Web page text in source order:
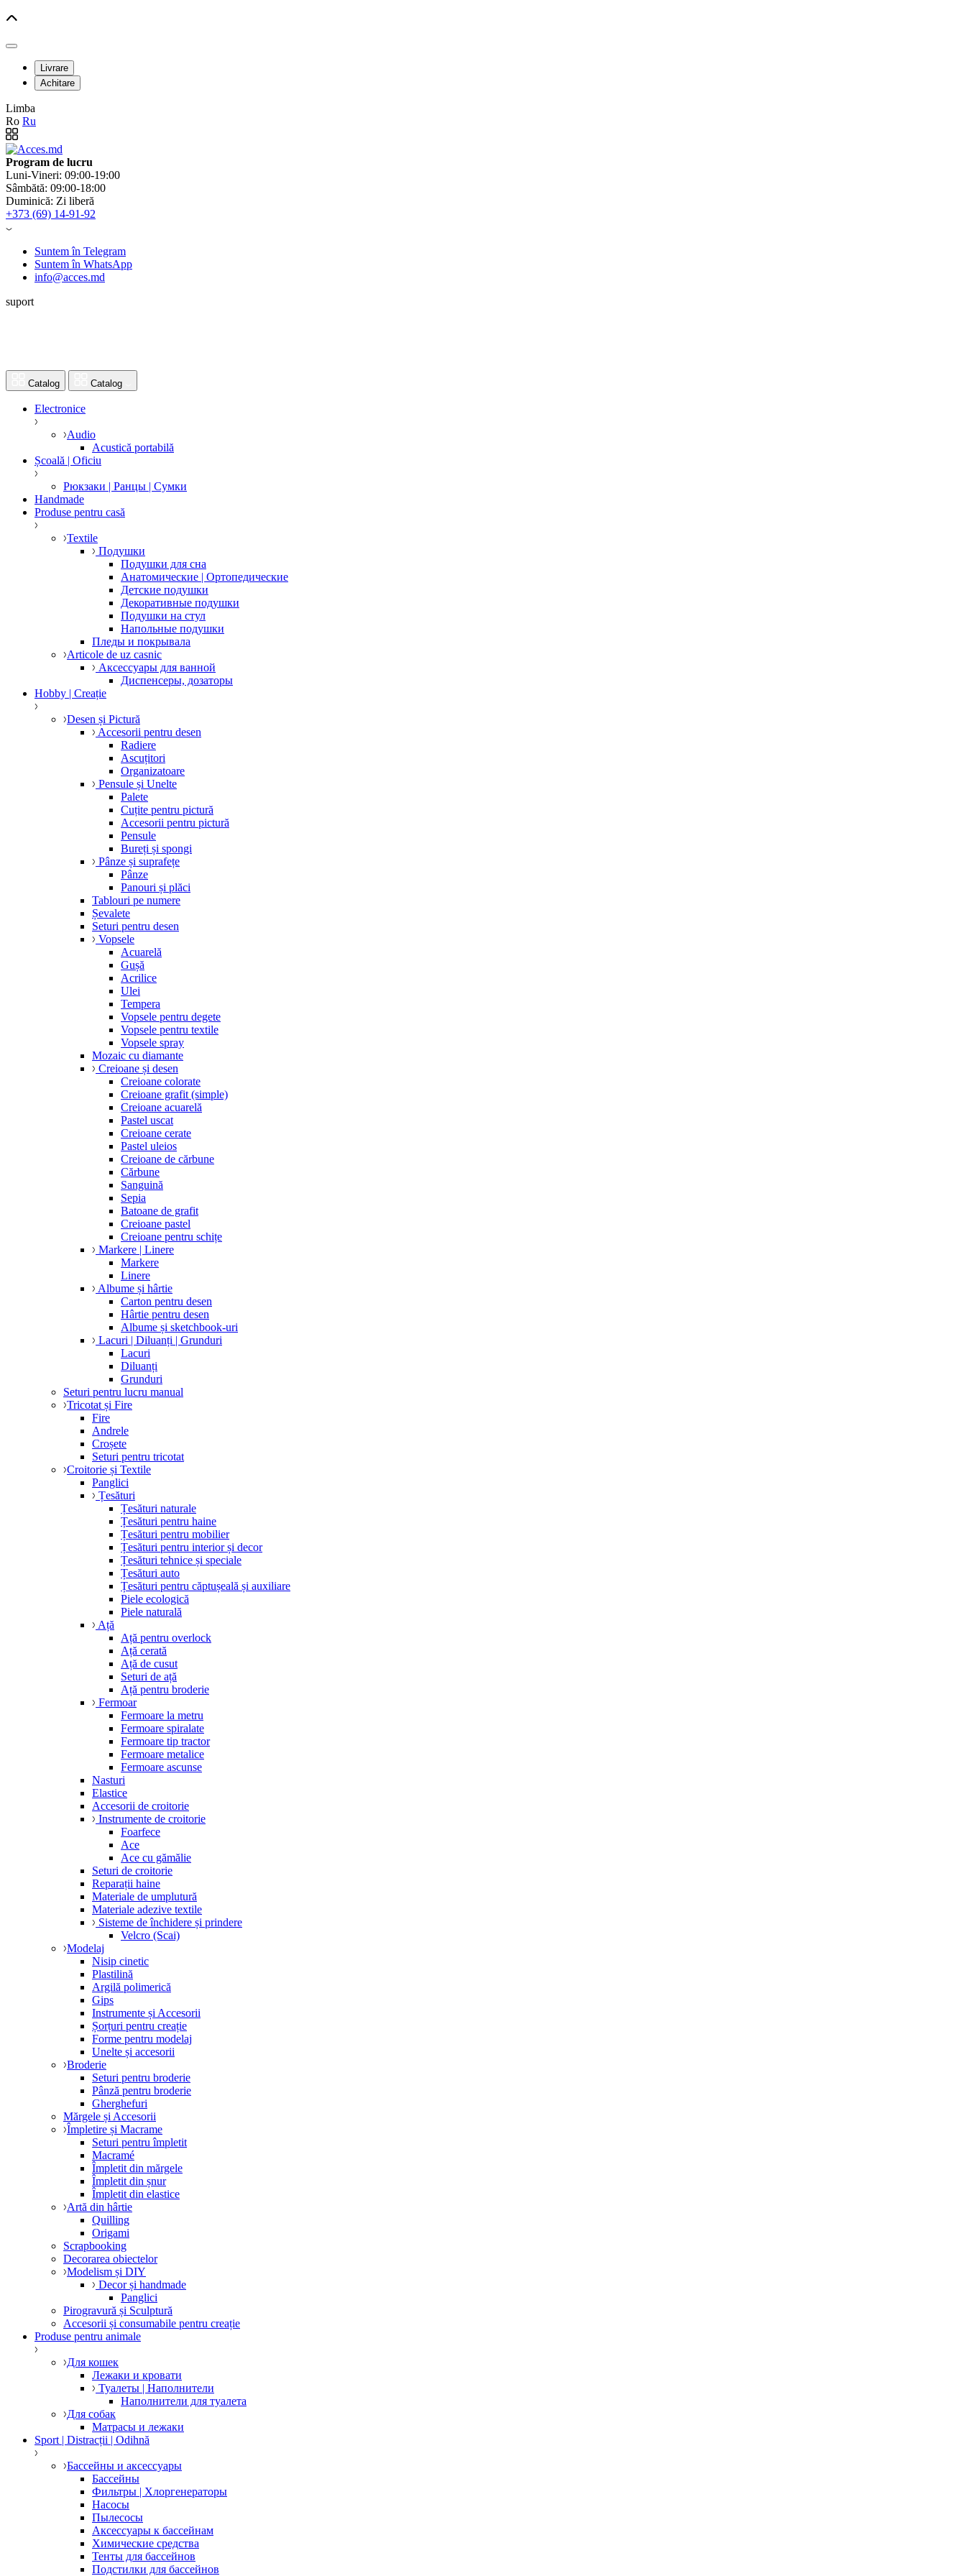
Livrare
Achitare
Limba
Ro Ru
Program de lucru
Luni-Vineri: 09:00-19:00
Sâmbătă: 09:00-18:00
Duminică: Zi liberă
+373 (69) 14-91-92
Suntem în Telegram
Suntem în WhatsApp
info@acces.md
suport
Catalog Catalog
Electronice
Audio
Acustică portabilă
Școală | Oficiu
Рюкзаки | Ранцы | Сумки
Handmade
Produse pentru casă
Textile
Подушки
Подушки для сна
Анатомические | Ортопедические
Детские подушки
Декоративные подушки
Подушки на стул
Напольные подушки
Пледы и покрывала
Articole de uz casnic
Аксессуары для ванной
Диспенсеры, дозаторы
Hobby | Creație
Desen și Pictură
Accesorii pentru desen
Radiere
Ascuțitori
Organizatoare
Pensule și Unelte
Palete
Cuțite pentru pictură
Accesorii pentru pictură
Pensule
Bureți și spongi
Pânze și suprafețe
Pânze
Panouri și plăci
Tablouri pe numere
Șevalete
Seturi pentru desen
Vopsele
Acuarelă
Gușă
Acrilice
Ulei
Tempera
Vopsele pentru degete
Vopsele pentru textile
Vopsele spray
Mozaic cu diamante
Creioane și desen
Creioane colorate
Creioane grafit (simple)
Creioane acuarelă
Pastel uscat
Creioane cerate
Pastel uleios
Creioane de cărbune
Cărbune
Sanguină
Sepia
Batoane de grafit
Creioane pastel
Creioane pentru schițe
Markere | Linere
Markere
Linere
Albume și hârtie
Carton pentru desen
Hârtie pentru desen
Albume și sketchbook-uri
Lacuri | Diluanți | Grunduri
Lacuri
Diluanți
Grunduri
Seturi pentru lucru manual
Tricotat și Fire
Fire
Andrele
Croșete
Seturi pentru tricotat
Croitorie și Textile
Panglici
Țesături
Țesături naturale
Țesături pentru haine
Țesături pentru mobilier
Țesături pentru interior și decor
Țesături tehnice și speciale
Țesături auto
Țesături pentru căptușeală și auxiliare
Piele ecologică
Piele naturală
Ață
Ață pentru overlock
Ață cerată
Ață de cusut
Seturi de ață
Ață pentru broderie
Fermoar
Fermoare la metru
Fermoare spiralate
Fermoare tip tractor
Fermoare metalice
Fermoare ascunse
Nasturi
Elastice
Accesorii de croitorie
Instrumente de croitorie
Foarfece
Ace
Ace cu gămălie
Seturi de croitorie
Reparații haine
Materiale de umplutură
Materiale adezive textile
Sisteme de închidere și prindere
Velcro (Scai)
Modelaj
Nisip cinetic
Plastilină
Argilă polimerică
Gips
Instrumente și Accesorii
Șorțuri pentru creație
Forme pentru modelaj
Unelte și accesorii
Broderie
Seturi pentru broderie
Pânză pentru broderie
Gherghefuri
Mărgele și Accesorii
Împletire și Macrame
Seturi pentru împletit
Macramé
Împletit din mărgele
Împletit din șnur
Împletit din elastice
Artă din hârtie
Quilling
Origami
Scrapbooking
Decorarea obiectelor
Modelism și DIY
Decor și handmade
Panglici
Pirogravură și Sculptură
Accesorii și consumabile pentru creație
Produse pentru animale
Для кошек
Лежаки и кровати
Туалеты | Наполнители
Наполнители для туалета
Для собак
Матрасы и лежаки
Sport | Distracții | Odihnă
Бассейны и аксессуары
Бассейны
Фильтры | Хлоргенераторы
Насосы
Пылесосы
Аксессуары к бассейнам
Химические средства
Тенты для бассейнов
Подстилки для бассейнов